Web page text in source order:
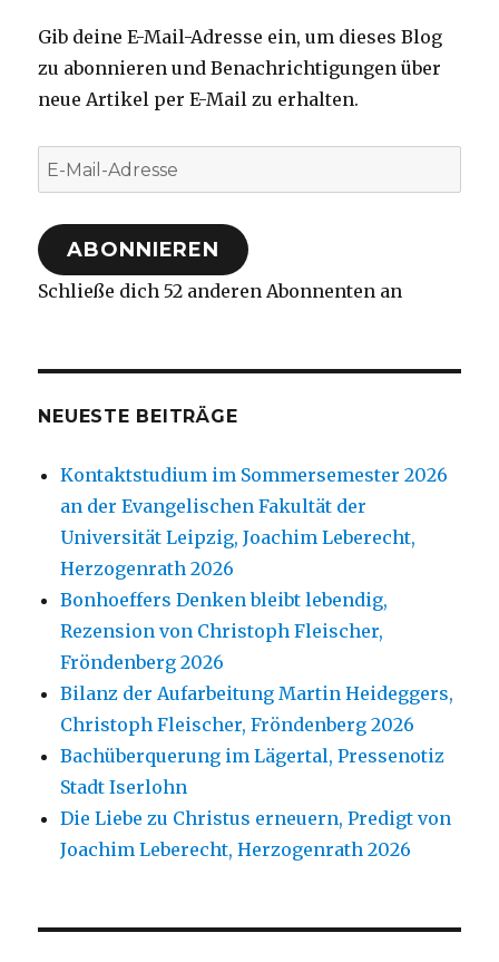
Gib deine E-Mail-Adresse ein, um dieses Blog
zu abonnieren und Benachrichtigungen über
neue Artikel per E-Mail zu erhalten.
E-
Mail-
Adresse
ABONNIEREN
Schließe dich 52 anderen Abonnenten an
NEUESTE BEITRÄGE
Kontaktstudium im Sommersemester 2026
an der Evangelischen Fakultät der
Universität Leipzig, Joachim Leberecht,
Herzogenrath 2026
Bonhoeffers Denken bleibt lebendig,
Rezension von Christoph Fleischer,
Fröndenberg 2026
Bilanz der Aufarbeitung Martin Heideggers,
Christoph Fleischer, Fröndenberg 2026
Bachüberquerung im Lägertal, Pressenotiz
Stadt Iserlohn
Die Liebe zu Christus erneuern, Predigt von
Joachim Leberecht, Herzogenrath 2026